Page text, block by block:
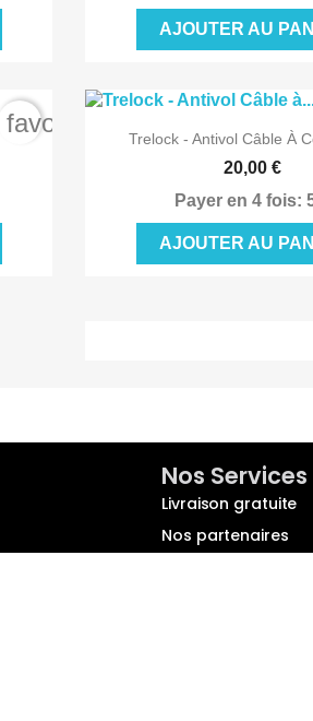
AJOUTER AU
favorite_border  Aperçu
Trelock - Antivol Câble À
20,00 €
Payer en 4 fois:
AJOUTER AU
Nos Services
Livraison gratuite
Nos partenaires